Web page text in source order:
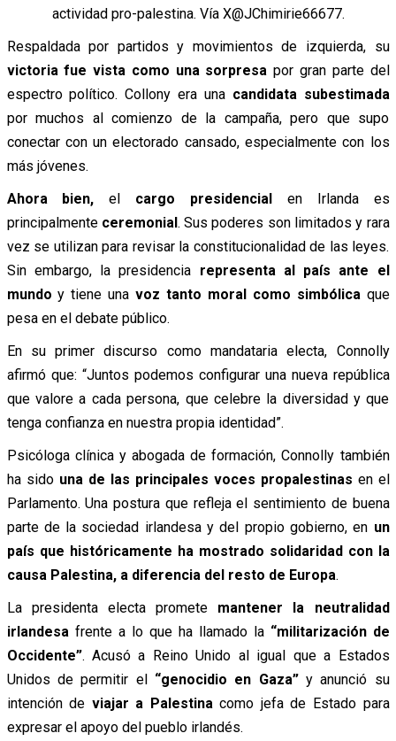
actividad pro-palestina. Vía X@JChimirie66677.
Respaldada por partidos y movimientos de izquierda, su
victoria fue vista como una sorpresa por gran parte del
espectro político. Collony era una candidata subestimada
por muchos al comienzo de la campaña, pero que supo
conectar con un electorado cansado, especialmente con los
más jóvenes.
Ahora bien, el cargo presidencial
en Irlanda es
principalmente ceremonial . Sus poderes son limitados y rara
vez se utilizan para revisar la constitucionalidad de las leyes.
Sin embargo, la presidencia representa al país ante el
mundo y tiene unavoz tanto moral como simbólicaque
pesa en el debate público.
En su primer discurso como mandataria electa, Connolly
afirmó que: “Juntos podemos configurar una nueva república
que valore a cada persona, que celebre la diversidad y que
tenga confianza en nuestra propia identidad”.
Psicóloga clínica y abogada de formación, Connolly también
ha sido una de las principales voces propalestinas en el
Parlamento. Una postura que refleja el sentimiento de buena
parte de la sociedad irlandesa y del propio gobierno, en un
país que históricamente ha mostrado solidaridad con la
causa Palestina, a diferencia del resto de Europa.
La presidenta electa promete mantener la neutralidad
irlandesafrente a lo que ha llamado la “militarización de
Occidente”. Acusó a Reino Unido al igual que a Estados
Unidos de permitir el “genocidio en Gaza” y anunció su
intención de viajar a Palestinacomo jefa de Estado para
expresar el apoyo del pueblo irlandés.